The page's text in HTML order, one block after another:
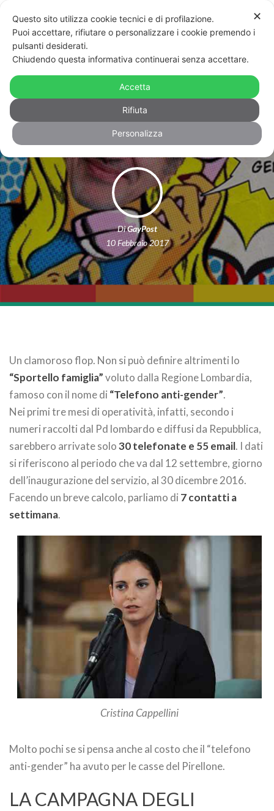
Il “telefono anti-gender” della
Regione Lombardia è un flop: lo
dicono i numeri
DiGayPost
10 Febbraio 2017
Un clamoroso flop. Non si può definire altrimenti lo
“Sportello famiglia”voluto dalla Regione Lombardia,
famoso con il nome di “Telefono anti-gender”.
Nei primi tre mesi di operatività, infatti, secondo i
numeri raccolti dal Pd lombardo e diffusi da Repubblica,
sarebbero arrivate solo30 telefonate e 55 email. I dati
si riferiscono al periodo che va dal 12 settembre, giorno
dell’inaugurazione del servizio, al 30 dicembre 2016.
Facendo un breve calcolo, parliamo di 7 contatti a
settimana.
Cristina Cappellini
Molto pochi se si pensa anche al costo che il “telefono
anti-gender” ha avuto per le casse del Pirellone.
LA CAMPAGNA DEGLI
✕
Questo sito utilizza cookie tecnici e di profilazione.
Puoi accettare, rifiutare o personalizzare i cookie premendo i
pulsanti desiderati.
Chiudendo questa informativa continuerai senza accettare.
Accetta
Rifiuta
Personalizza